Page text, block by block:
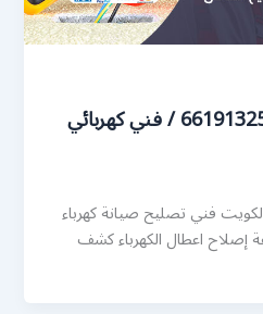
رقم كهربائي الدسمة / 66191325 / فني كهربائي
فني تصليح صيانة كهرباء
خدمة 24 ساعة إصلاح اعطال الكهرباء كشف